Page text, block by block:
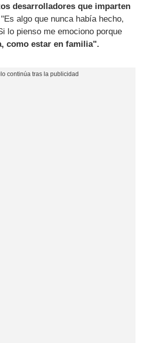
desarrolladores que imparten
"Es algo que nunca había hecho,
lo pienso me emociono porque
como estar en familia".